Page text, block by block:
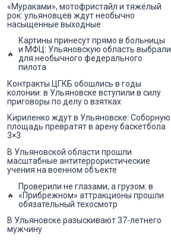
«Мураками», мотофристайл и тяжёлый
рок: ульяновцев ждут необычно
насыщенные выходные
Картины принесут прямо в больницы
и МФЦ: Ульяновскую область выбрали
для необычного федерального
пилота
Контракты ЦГКБ обошлись в годы
колонии: в Ульяновске вступили в силу
приговоры по делу о взятках
Кириленко ждут в Ульяновске: Соборную
площадь превратят в арену баскетбола
3×3
В Ульяновской области прошли
масштабные антитеррористические
учения на военном объекте
Проверили не глазами, а грузом: в
«Прибрежном» аттракционы прошли
обязательный техосмотр
В Ульяновске разыскивают 37-летнего
мужчину